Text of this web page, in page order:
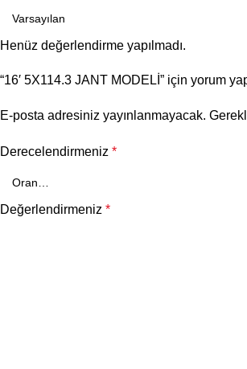
Henüz değerlendirme yapılmadı.
“16′ 5X114.3 JANT MODELİ” için yorum
E-posta adresiniz yayınlanmayacak.
Derecelendirmeniz *
Değerlendirmeniz *